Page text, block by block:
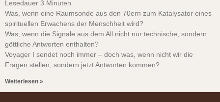
Lesedauer 3 Minuten
Was, wenn eine Raumsonde aus den 70ern zum Katalysator eines
spirituellen Erwachens der Menschheit wird?
Was, wenn die Signale aus dem All nicht nur technische, sondern
göttliche Antworten enthalten?
Voyager I sendet noch immer – doch was, wenn nicht wir die
Fragen stellen, sondern jetzt Antworten kommen?
Weiterlesen »